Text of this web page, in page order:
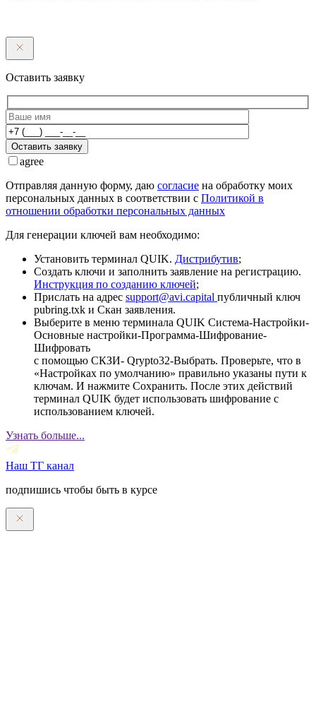
Оставить заявку
Оставить заявку
agree
Отправляя данную форму, даю согласие на обработку моих
персональных данных в соответствии с Политикой в
отношении обработки персональных данных
Для генерации ключей вам необходимо:
Установить терминал QUIK. Дистрибутив;
Создать ключи и заполнить заявление на регистрацию.
Инструкция по созданию ключей;
Прислать на адрес support@avi.capital публичный ключ
pubring.txk и Скан заявления.
Выберите в меню терминала QUIK Система-Настройки-
Основные настройки-Программа-Шифрование-
Шифровать
с помощью СКЗИ- Qrypto32-Выбрать. Проверьте, что в
«Настройках по умолчанию» правильно указаны пути к
ключам. И нажмите Сохранить. После этих действий
терминал QUIK будет использовать шифрование с
использованием ключей.
Узнать больше...
Наш ТГ канал
подпишись чтобы быть в курсе